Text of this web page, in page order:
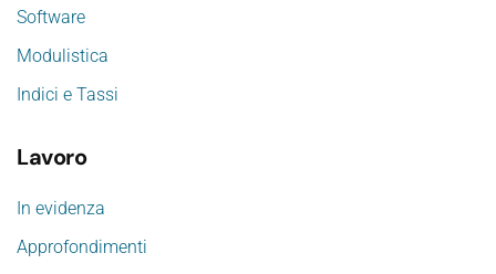
Software
Modulistica
Indici e Tassi
Lavoro
In evidenza
Approfondimenti